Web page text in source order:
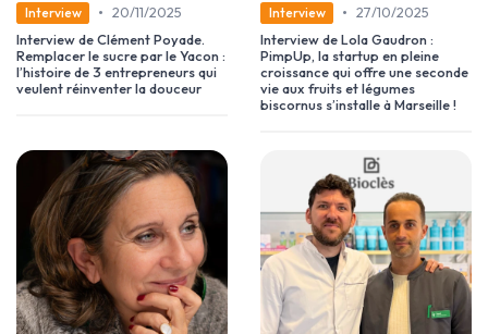
Interview • 20/11/2025
Interview de Clément Poyade.
Remplacer le sucre par le Yacon :
l’histoire de 3 entrepreneurs qui
veulent réinventer la douceur
Interview • 27/10/2025
Interview de Lola Gaudron :
PimpUp, la startup en pleine
croissance qui offre une seconde
vie aux fruits et légumes
biscornus s’installe à Marseille !